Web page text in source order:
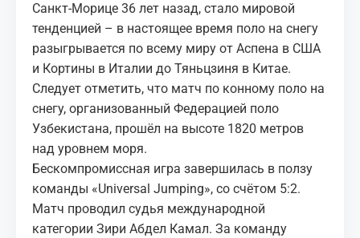
Санкт-Морице 36 лет назад, стало мировой
тенденцией – в настоящее время поло на снегу
разыгрывается по всему миру от Аспена в США
и Кортины в Италии до Тяньцзиня в Китае.
Следует отметить, что матч по конному поло на
снегу, организованный Федерацией поло
Узбекистана, прошёл на высоте 1820 метров
над уровнем моря.
Бескомпромиссная игра завершилась в ползу
команды «Universal Jumping», со счётом 5:2.
Матч проводил судья международной
категории Зири Абдел Камал. За команду